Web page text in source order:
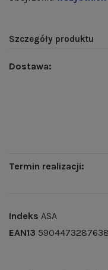
Szczegóły produktu
Dostawa:
Termin realizacji:
Indeks ASA
EAN13 5904473287638